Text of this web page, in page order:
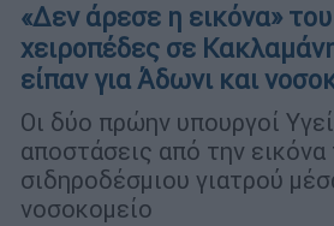
«Δεν άρεσε η εικόνα»
χειροπέδες σε Κακλαμάνη
είπαν για Άδωνι και
Οι δύο πρώην υπουργοί
αποστάσεις από την εικόνα
σιδηροδέσμιου γιατρού
νοσοκομείο